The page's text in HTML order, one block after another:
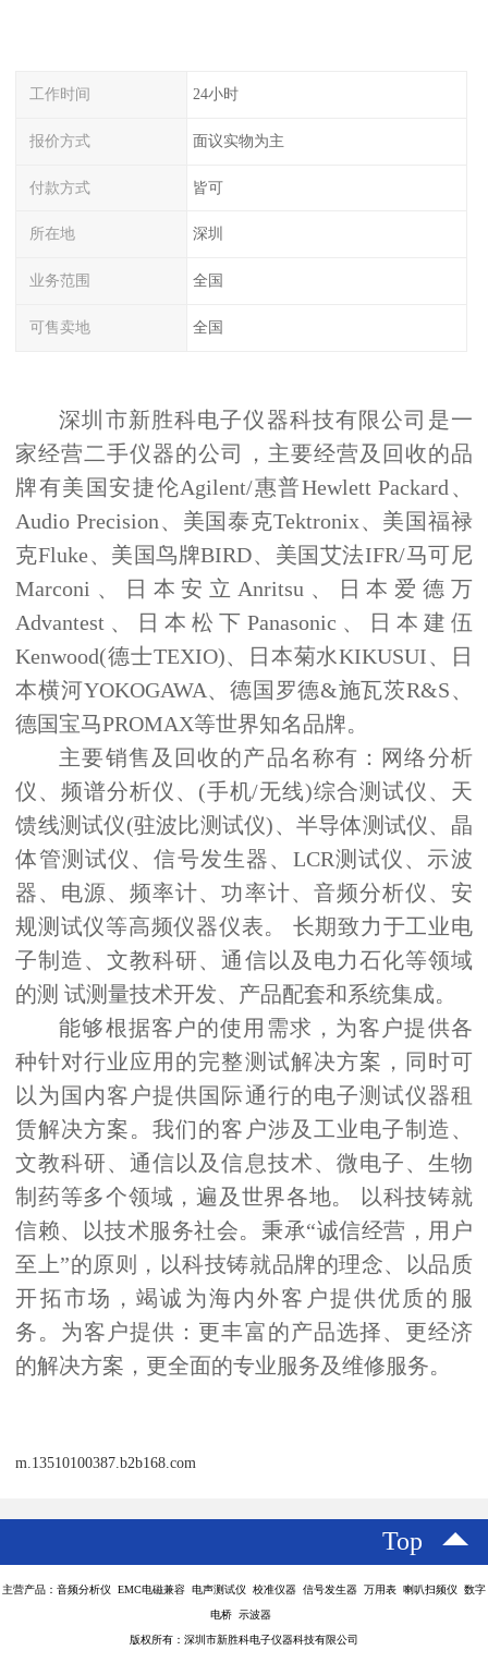
工作时间 24小时
报价方式 面议实物为主
付款方式 皆可
所在地 深圳
业务范围 全国
可售卖地 全国
深圳市新胜科电子仪器科技有限公司是一
家经营二手仪器的公司，主要经营及回收的品
牌有美国安捷伦Agilent/惠普Hewlett Packard 、
Audio Precision、美国泰克Tektronix、美国福禄
克Fluke、美国鸟牌BIRD、美国艾法IFR/马可尼
Marconi 、日本安立 Anritsu 、日本爱德万
Advantest 、日本松下 Panasonic 、日本建伍
Kenwood(德士TEXIO)、日本菊水KIKUSUI、日
本横河YOKOGAWA、德国罗德&施瓦茨R&S、
德国宝马PROMAX等世界知名品牌。
主要销售及回收的产品名称有：网络分析
仪、频谱分析仪、 (手机/无线)综合测试仪、天
馈线测试仪(驻波比测试仪)、半导体测试仪、晶
体管测试仪、信号发生器、 LCR测试仪、示波
器、电源、频率计、功率计、音频分析仪、安
规测试仪等高频仪器仪表。 长期致力于工业电
子制造、文教科研、通信以及电力石化等领域
的测 试测量技术开发、产品配套和系统集成。
能够根据客户的使用需求，为客户提供各
种针对行业应用的完整测试解决方案，同时可
以为国内客户提供国际通行的电子测试仪器租
赁解决方案。我们的客户涉及工业电子制造、
文教科研、通信以及信息技术、微电子、生物
制药等多个领域，遍及世界各地。
以科技铸就
信赖、以技术服务社会。秉承“诚信经营，用户
至上”的原则，以科技铸就品牌的理念、以品质
开拓市场，竭诚为海内外客户提供优质的服
务。为客户提供：更丰富的产品选择、更经济
的解决方案，更全面的专业服务及维修服务。
m.13510100387.b2b168.com
Top
主营产品：音频分析仪 EMC电磁兼容 电声测试仪 校准仪器 信号发生器 万用表 喇叭扫频仪 数字
电桥 示波器
版权所有：深圳市新胜科电子仪器科技有限公司